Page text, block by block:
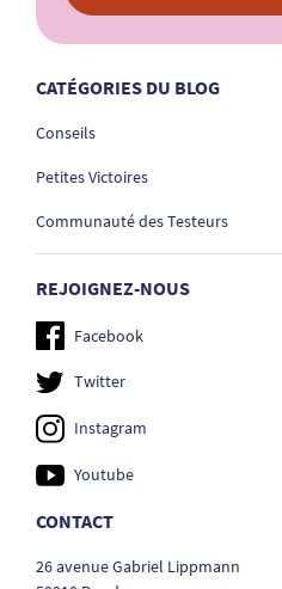
CATÉGORIES DU BLOG
Conseils
Petites Victoires
Communauté des Testeurs
REJOIGNEZ-NOUS
Facebook
Twitter
Instagram
Youtube
CONTACT
26 avenue Gabriel Lippmann